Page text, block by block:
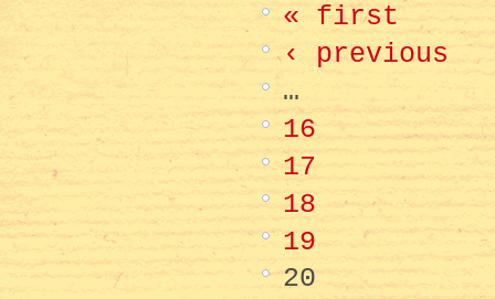
« first
‹ previous
…
16
17
18
19
20